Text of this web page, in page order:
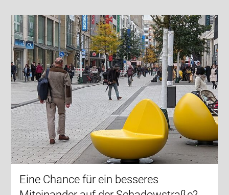
Eine Chance für ein besseres